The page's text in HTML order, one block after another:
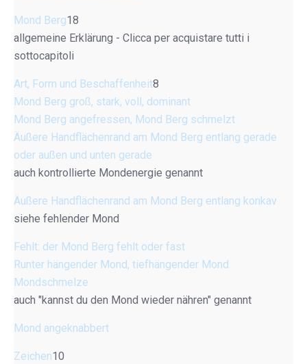
Mond Berg18
allgemeine Erklärung - Clicca per acquistare tutti i
sottocapitoli
Art, Form und Beschaffenheit8
Mond Berg groß, stark, voll, dominant
Mond Berg angefressen, Mond Berg schmelzt
Äußere Handflächenrand am Mond Berg entlang gerade
oder außen und unten gerade
auch kontrollierte Mondenergie genannt
Äußere Handflächenrand am Mond Berg entlang konkav
siehe fehlender Mond
Fehlt: der Mond Berg fehlt oder fast
Runter hängender Mond, tiefhängender Mond
Mondschmelze
auch "kannst du den Mond wieder nähren" genannt
Mond angeknabbert
Zeichen10